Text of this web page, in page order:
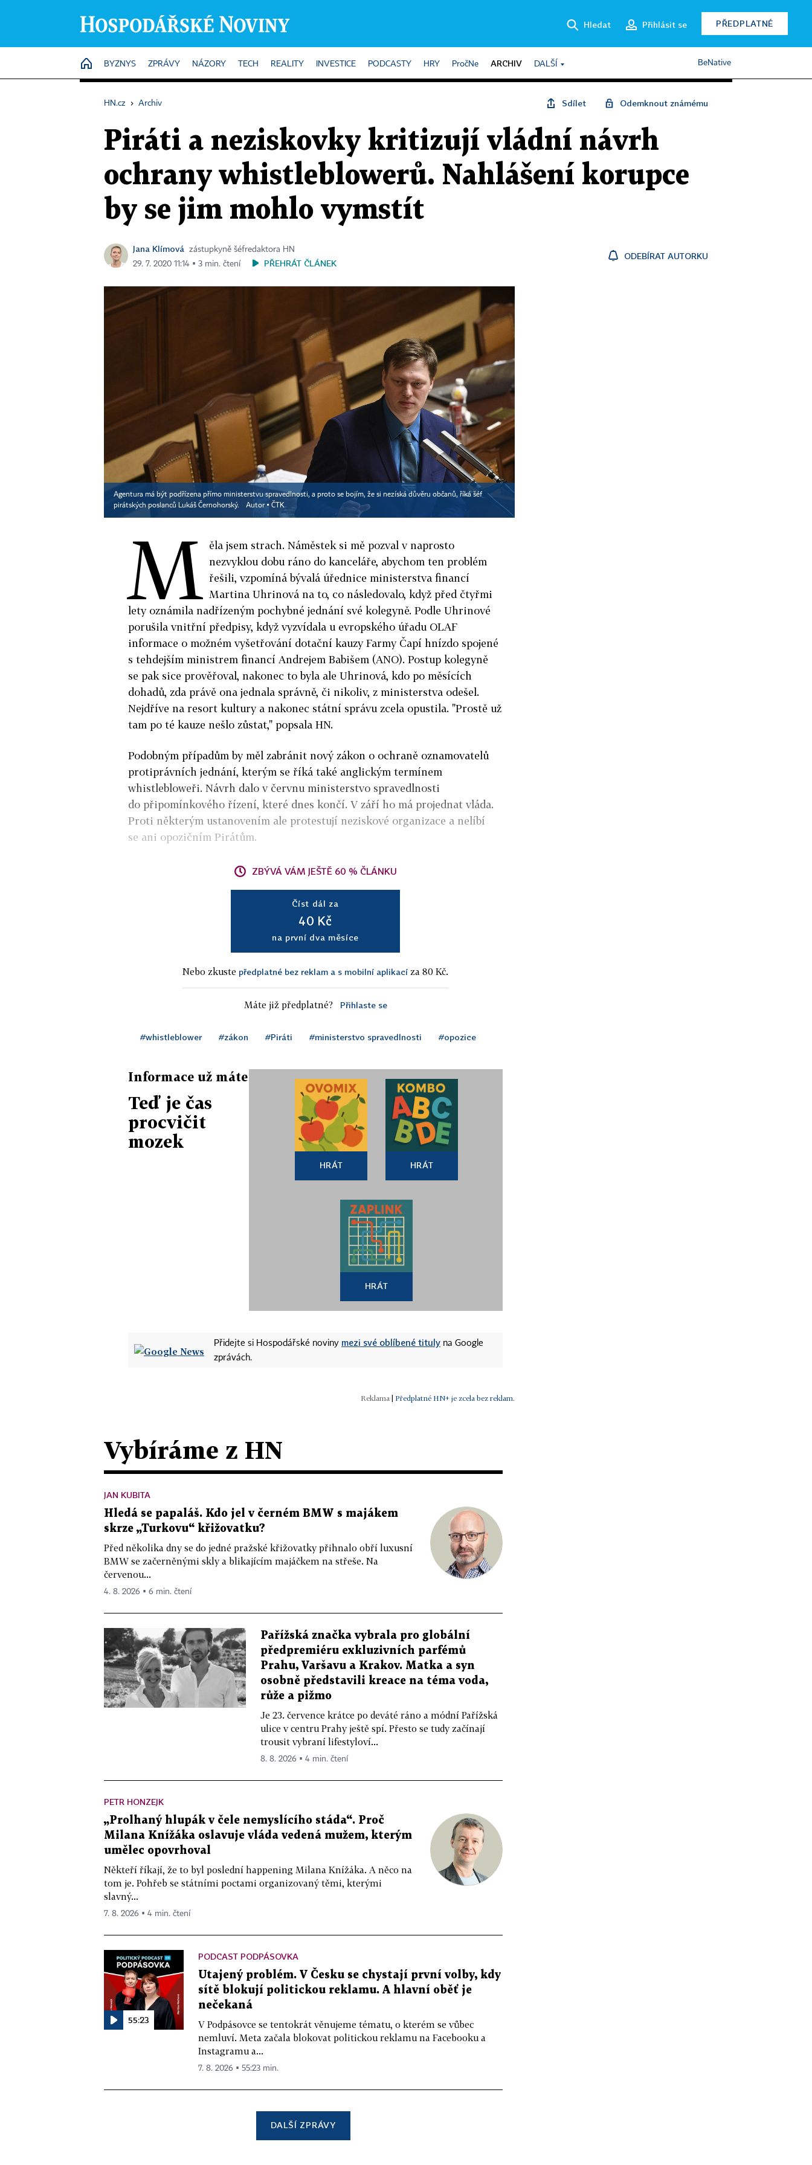
Hledat Přihlásit se PŘEDPLATNÉ
HOME
BYZNYS ZPRÁVY NÁZORY TECH REALITY INVESTICE PODCASTY HRY PročNe ARCHIV DALŠÍ BeNative
HN.cz › Archiv Sdílet Odemknout známému
Piráti a neziskovky kritizují vládní návrh
ochrany whistleblowerů. Nahlášení korupce
by se jim mohlo vymstít
Jana Klímová
zástupkyně šéfredaktora HN
29. 7. 2020 11:14 ▪ 3 min. čtení
PŘEHRÁT ČLÁNEK
ODEBÍRAT AUTORKU
Agentura má být podřízena přímo ministerstvu spravedlnosti, a proto se bojím, že si nezíská důvěru občanů, říká šéf
pirátských poslanců Lukáš Černohorský.
Autor ▪ ČTK
M ěla jsem strach. Náměstek si mě pozval v naprosto
nezvyklou dobu ráno do kanceláře, abychom ten problém
řešili, vzpomíná bývalá úřednice ministerstva financí
Martina Uhrinová na to, co následovalo, když před čtyřmi
lety oznámila nadřízeným pochybné jednání své kolegyně. Podle Uhrinové
porušila vnitřní předpisy, když vyzvídala u evropského úřadu OLAF
informace o možném vyšetřování dotační kauzy Farmy Čapí hnízdo spojené
s tehdejším ministrem financí Andrejem Babišem (ANO). Postup kolegyně
se pak sice prověřoval, nakonec to byla ale Uhrinová, kdo po měsících
dohadů, zda právě ona jednala správně, či nikoliv, z ministerstva odešel.
Nejdříve na resort kultury a nakonec státní správu zcela opustila. "Prostě už
tam po té kauze nešlo zůstat," popsala HN.
Podobným případům by měl zabránit nový zákon o ochraně oznamovatelů
protiprávních jednání, kterým se říká také anglickým termínem
whistlebloweři. Návrh dalo v červnu ministerstvo spravedlnosti
do připomínkového řízení, které dnes končí. V září ho má projednat vláda.
Proti některým ustanovením ale protestují neziskové organizace a nelíbí
se ani opozičním Pirátům.
ZBÝVÁ VÁM JEŠTĚ 60 % ČLÁNKU
Číst dál za
40 Kč
na první dva měsíce
Nebo zkuste předplatné bez reklam a s mobilní aplikací za 80 Kč.
Máte již předplatné? Přihlaste se
#whistleblower #zákon #Piráti #ministerstvo spravedlnosti #opozice
Informace už máte
Teď je čas
procvičit
mozek
HRÁT HRÁT
HRÁT
Přidejte si Hospodářské noviny mezi své oblíbené tituly na Google
zprávách.
| Předplatné HN+ je zcela bez reklam.
Vybíráme z HN
JAN KUBITA
Hledá se papaláš. Kdo jel v černém BMW s majákem
skrze „Turkovu“ křižovatku?
Před několika dny se do jedné pražské křižovatky přihnalo obří luxusní
BMW se začerněnými skly a blikajícím majáčkem na střeše. Na
červenou...
4. 8. 2026 ▪ 6 min. čtení
Pařížská značka vybrala pro globální
předpremiéru exkluzivních parfémů
Prahu, Varšavu a Krakov. Matka a syn
osobně představili kreace na téma voda,
růže a pižmo
Je 23. července krátce po deváté ráno a módní Pařížská
ulice v centru Prahy ještě spí. Přesto se tudy začínají
trousit vybraní lifestyloví...
8. 8. 2026 ▪ 4 min. čtení
PETR HONZEJK
„Prolhaný hlupák v čele nemyslícího stáda“. Proč
Milana Knížáka oslavuje vláda vedená mužem, kterým
umělec opovrhoval
Někteří říkají, že to byl poslední happening Milana Knížáka. A něco na
tom je. Pohřeb se státními poctami organizovaný těmi, kterými
slavný...
7. 8. 2026 ▪ 4 min. čtení
55:23
PODCAST PODPÁSOVKA
Utajený problém. V Česku se chystají první volby, kdy
sítě blokují politickou reklamu. A hlavní oběť je
nečekaná
V Podpásovce se tentokrát věnujeme tématu, o kterém se vůbec
nemluví. Meta začala blokovat politickou reklamu na Facebooku a
Instagramu a...
7. 8. 2026 ▪ 55:23 min.
DALŠÍ ZPRÁVY